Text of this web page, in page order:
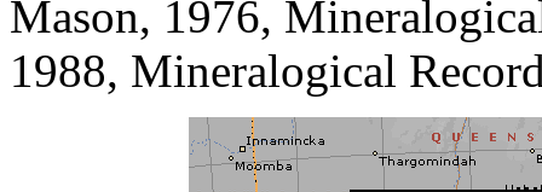
Mason, 1976,
1988, Mineralogical